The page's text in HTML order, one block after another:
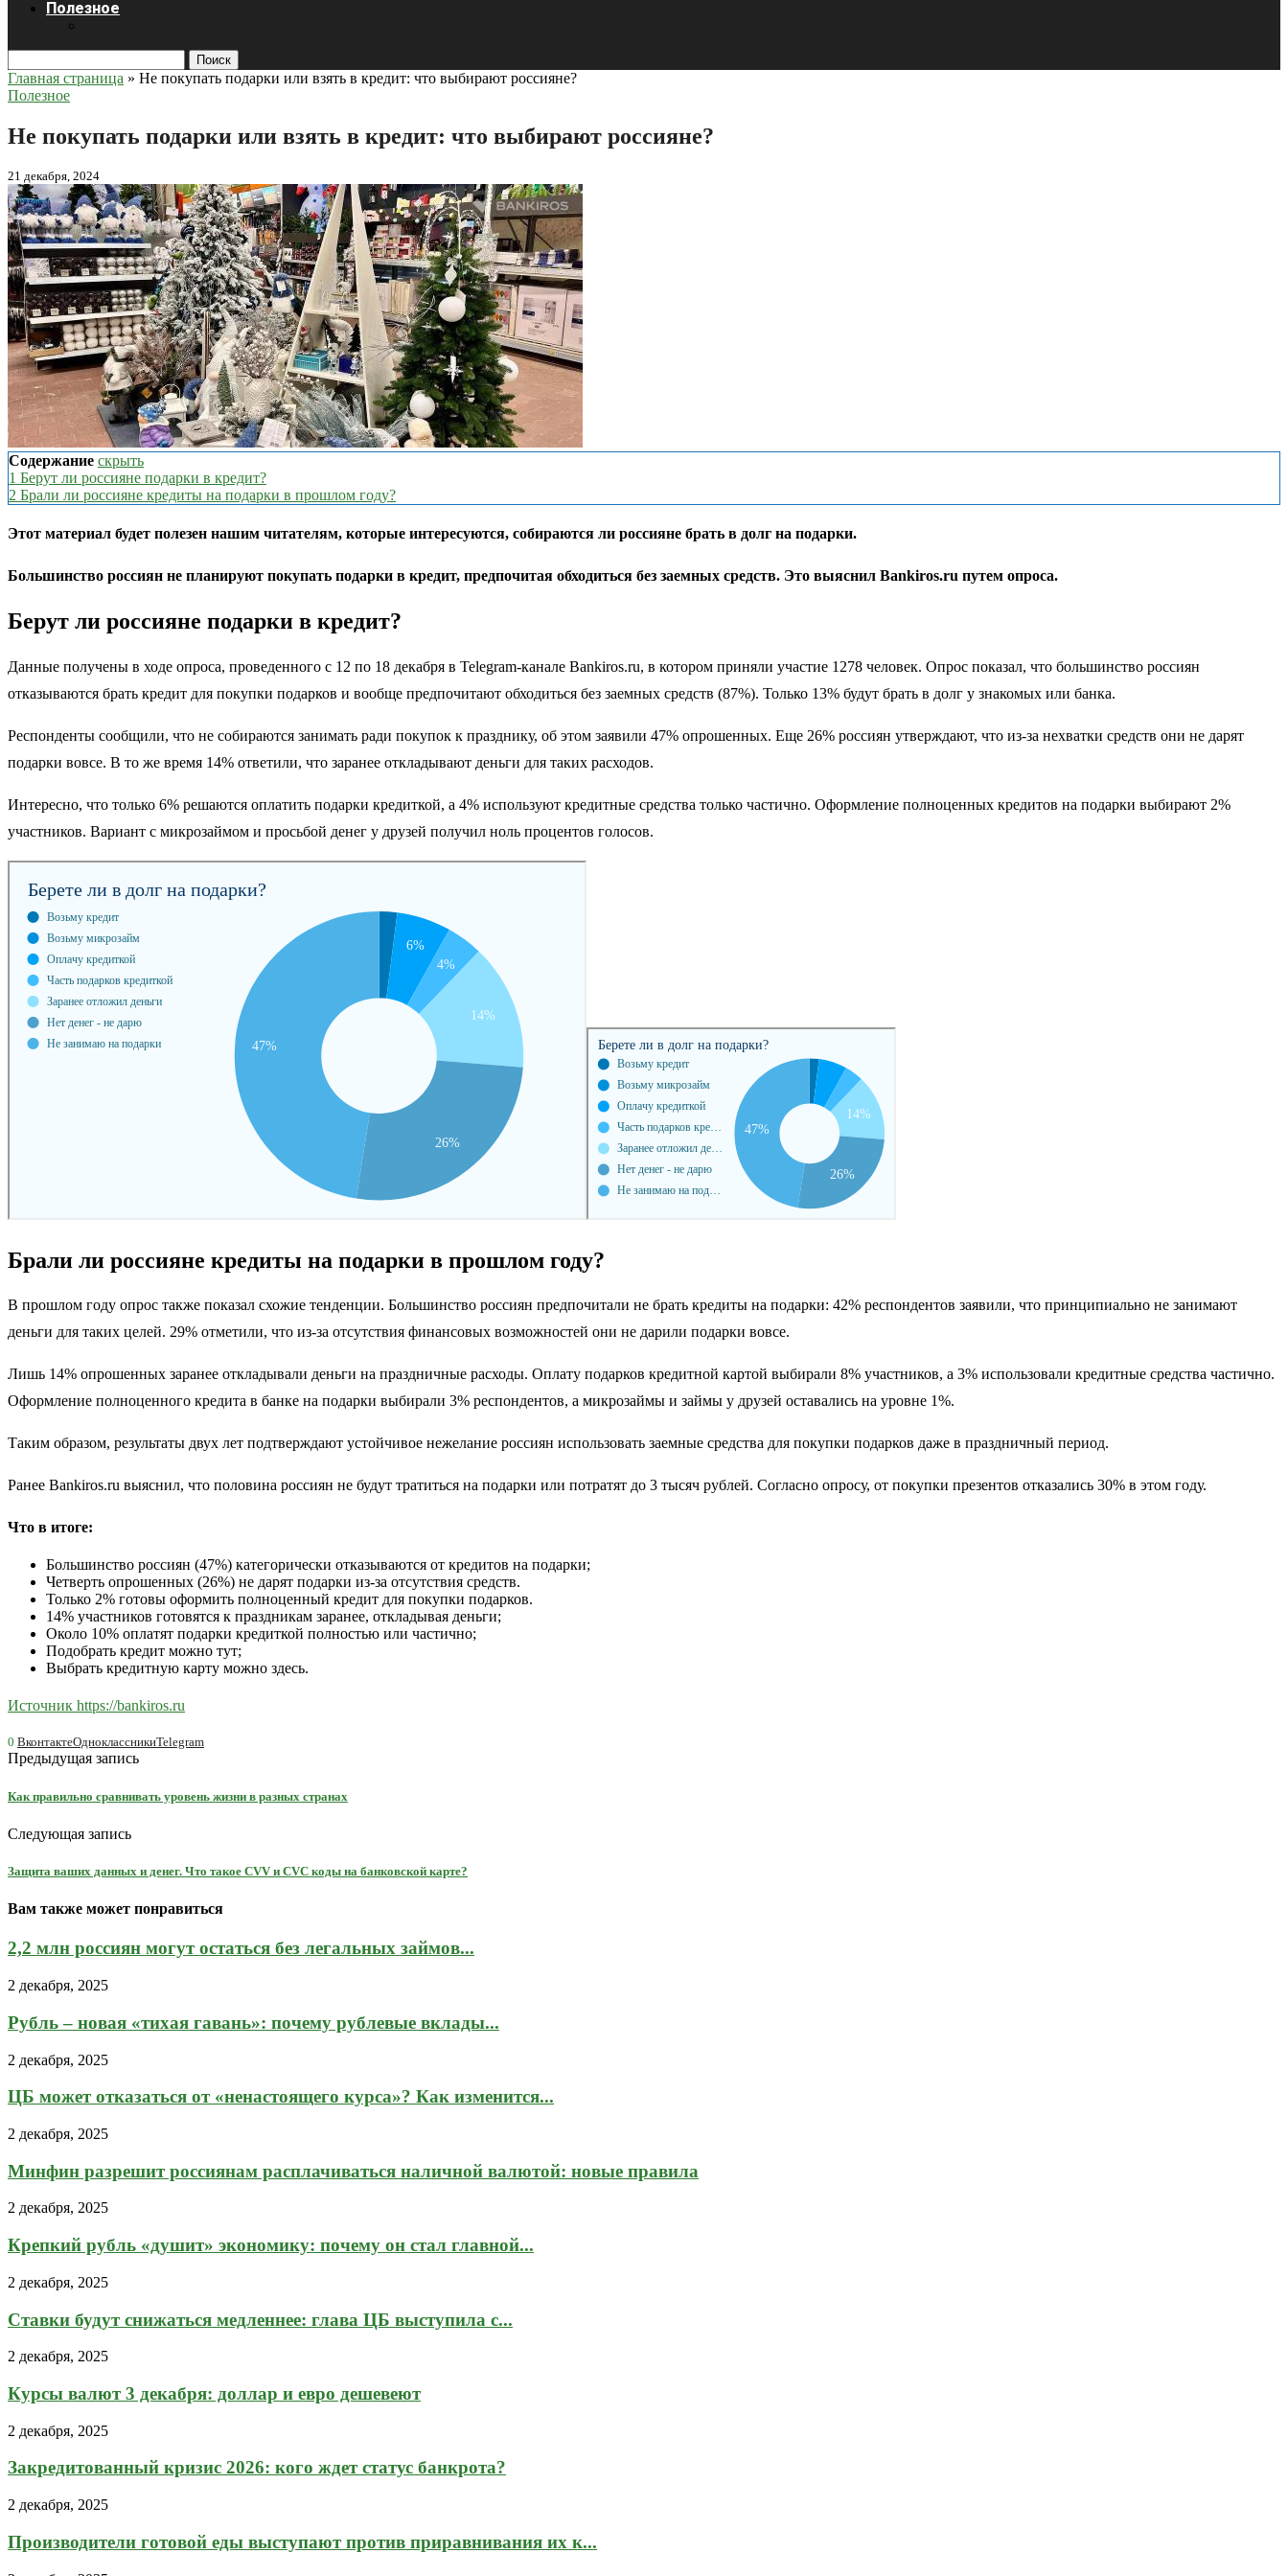
Полезное
Поиск
Главная страница » Не покупать подарки или взять в кредит: что выбирают россияне?
Полезное
Не покупать подарки или взять в кредит: что выбирают россияне?
21 декабря, 2024
Содержание скрыть
1 Берут ли россияне подарки в кредит?
2 Брали ли россияне кредиты на подарки в прошлом году?
Этот материал будет полезен нашим читателям, которые интересуются, собираются ли россияне брать в долг на подарки.
Большинство россиян не планируют покупать подарки в кредит, предпочитая обходиться без заемных средств. Это выяснил Bankiros.ru путем опроса.
Берут ли россияне подарки в кредит?
Данные получены в ходе опроса, проведенного с 12 по 18 декабря в Telegram-канале Bankiros.ru, в котором приняли участие 1278 человек. Опрос показал, что большинство россиян
отказываются брать кредит для покупки подарков и вообще предпочитают обходиться без заемных средств (87%). Только 13% будут брать в долг у знакомых или банка.
Респонденты сообщили, что не собираются занимать ради покупок к празднику, об этом заявили 47% опрошенных. Еще 26% россиян утверждают, что из-за нехватки средств они не дарят
подарки вовсе. В то же время 14% ответили, что заранее откладывают деньги для таких расходов.
Интересно, что только 6% решаются оплатить подарки кредиткой, а 4% используют кредитные средства только частично. Оформление полноценных кредитов на подарки выбирают 2%
участников. Вариант с микрозаймом и просьбой денег у друзей получил ноль процентов голосов.
Брали ли россияне кредиты на подарки в прошлом году?
В прошлом году опрос также показал схожие тенденции. Большинство россиян предпочитали не брать кредиты на подарки: 42% респондентов заявили, что принципиально не занимают
деньги для таких целей. 29% отметили, что из-за отсутствия финансовых возможностей они не дарили подарки вовсе.
Лишь 14% опрошенных заранее откладывали деньги на праздничные расходы. Оплату подарков кредитной картой выбирали 8% участников, а 3% использовали кредитные средства частично.
Оформление полноценного кредита в банке на подарки выбирали 3% респондентов, а микрозаймы и займы у друзей оставались на уровне 1%.
Таким образом, результаты двух лет подтверждают устойчивое нежелание россиян использовать заемные средства для покупки подарков даже в праздничный период.
Ранее Bankiros.ru выяснил, что половина россиян не будут тратиться на подарки или потратят до 3 тысяч рублей. Согласно опросу, от покупки презентов отказались 30% в этом году.
Что в итоге:
Большинство россиян (47%) категорически отказываются от кредитов на подарки;
Четверть опрошенных (26%) не дарят подарки из-за отсутствия средств.
Только 2% готовы оформить полноценный кредит для покупки подарков.
14% участников готовятся к праздникам заранее, откладывая деньги;
Около 10% оплатят подарки кредиткой полностью или частично;
Подобрать кредит можно тут;
Выбрать кредитную карту можно здесь.
Источник https://bankiros.ru
0 ВконтактеОдноклассникиTelegram
Предыдущая запись
Как правильно сравнивать уровень жизни в разных странах
Следующая запись
Защита ваших данных и денег. Что такое CVV и CVC коды на банковской карте?
Вам также может понравиться
2,2 млн россиян могут остаться без легальных займов...
2 декабря, 2025
Рубль – новая «тихая гавань»: почему рублевые вклады...
2 декабря, 2025
ЦБ может отказаться от «ненастоящего курса»? Как изменится...
2 декабря, 2025
Минфин разрешит россиянам расплачиваться наличной валютой: новые правила
2 декабря, 2025
Крепкий рубль «душит» экономику: почему он стал главной...
2 декабря, 2025
Ставки будут снижаться медленнее: глава ЦБ выступила с...
2 декабря, 2025
Курсы валют 3 декабря: доллар и евро дешевеют
2 декабря, 2025
Закредитованный кризис 2026: кого ждет статус банкрота?
2 декабря, 2025
Производители готовой еды выступают против приравнивания их к...